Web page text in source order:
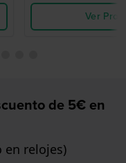
Ver
de 5€ en
en relojes)